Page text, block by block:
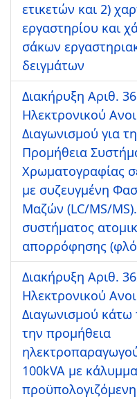
ετικετών και 2)
εργαστηρίου και
σάκων
δειγμάτων
Διακήρυξη Αριθ.
Ηλεκτρονικού
Διαγωνισμού για
Προμήθεια
Χρωματογραφίας
με συζευγμένη
Μαζών (LC/MS/
συστήματος
απορρόφησης
Διακήρυξη Αριθ.
Ηλεκτρονικού
Διαγωνισμού κάτω
την προμήθεια
100kVA με